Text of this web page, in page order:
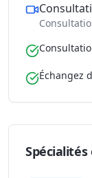
Échangez